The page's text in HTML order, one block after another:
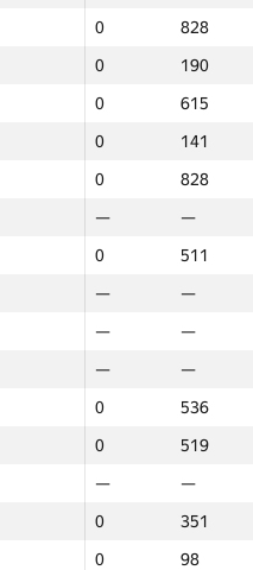
0
828
0
190
0
615
0
141
0
828
—
—
0
511
—
—
—
—
—
—
0
536
0
519
—
—
0
351
0
98
0
828
0
190
0
615
0
141
0
828
—
—
0
511
—
—
—
—
—
—
0
536
0
519
—
—
0
351
0
98